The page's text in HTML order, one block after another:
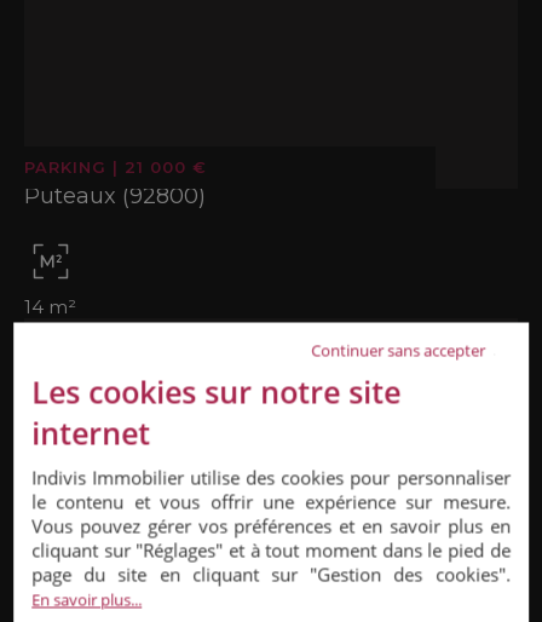
PARKING | 21 000 €
Puteaux (92800)
14 m²
Continuer sans accepter
Les cookies sur notre site
internet
Indivis Immobilier utilise des cookies pour personnaliser
le contenu et vous offrir une expérience sur mesure.
Vous pouvez gérer vos préférences et en savoir plus en
cliquant sur "Réglages" et à tout moment dans le pied de
page du site en cliquant sur "Gestion des cookies".
En savoir plus...